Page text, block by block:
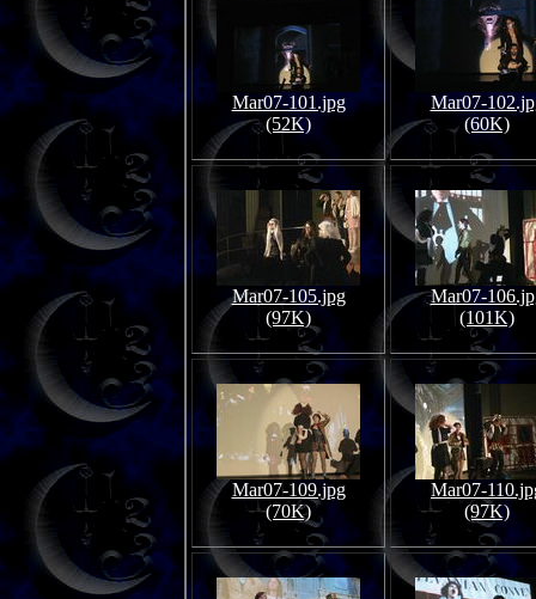
Mar07-101.jpg
(52K)
Mar07-
(60K)
Mar07-105.jpg
(97K)
Mar07-
(101K)
Mar07-109.jpg
(70K)
Mar07-
(97K)